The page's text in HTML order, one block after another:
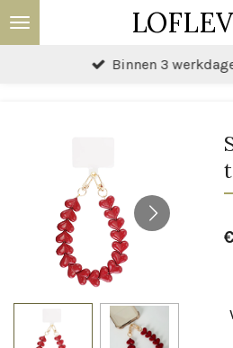
Ga
direct
Binnen 3